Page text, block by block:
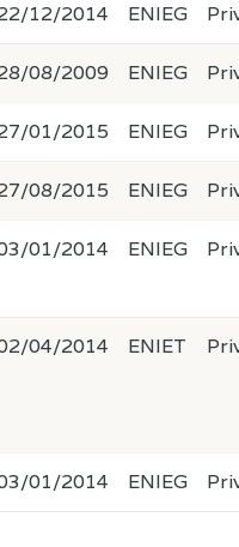
12/2014 ENIEG
08/2009 ENIEG
01/2015 ENIEG
08/2015 ENIEG
01/2014 ENIEG
04/2014 ENIET
01/2014 ENIEG